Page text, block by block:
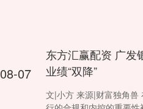
08-07
东方汇赢配资 广发
业绩“双降”
文|小方 来源|财富独角兽